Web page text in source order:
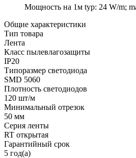
Мощность на 1м typ: 24 W/m;
Общие характеристики
Тип товара
Лента
Класс пылевлагозащиты
IP20
Типоразмер светодиода
SMD 5060
Плотность светодиодов
120 шт/м
Минимальный отрезок
50 мм
Серия ленты
RT открытая
Гарантийный срок
5 год(а)